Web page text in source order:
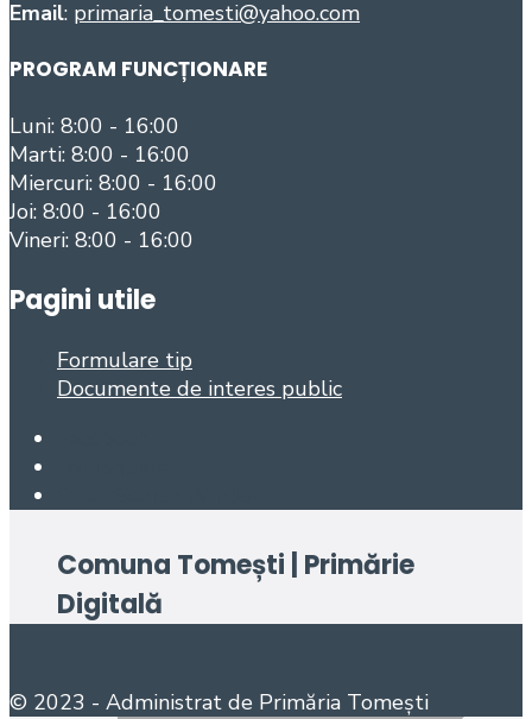
Email: primaria_tomesti@yahoo.com
PROGRAM FUNCȚIONARE
Luni: 8:00 - 16:00
Marti: 8:00 - 16:00
Miercuri: 8:00 - 16:00
Joi: 8:00 - 16:00
Vineri: 8:00 - 16:00
Pagini utile
Formulare tip
Documente de interes public
Comuna Tomești | Primărie
Digitală
© 2023 - Administrat de Primăria Tomești